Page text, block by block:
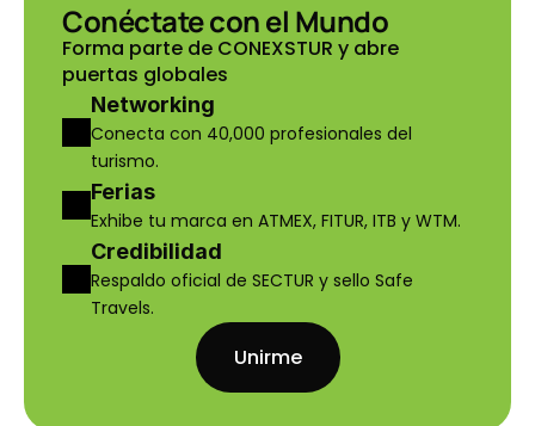
Conéctate con el Mundo
Forma parte de CONEXSTUR y abre
puertas globales
Networking
Conecta con 40,000 profesionales del
turismo.
Ferias
Exhibe tu marca en ATMEX, FITUR, ITB y WTM.
Credibilidad
Respaldo oficial de SECTUR y sello Safe
Travels.
Unirme